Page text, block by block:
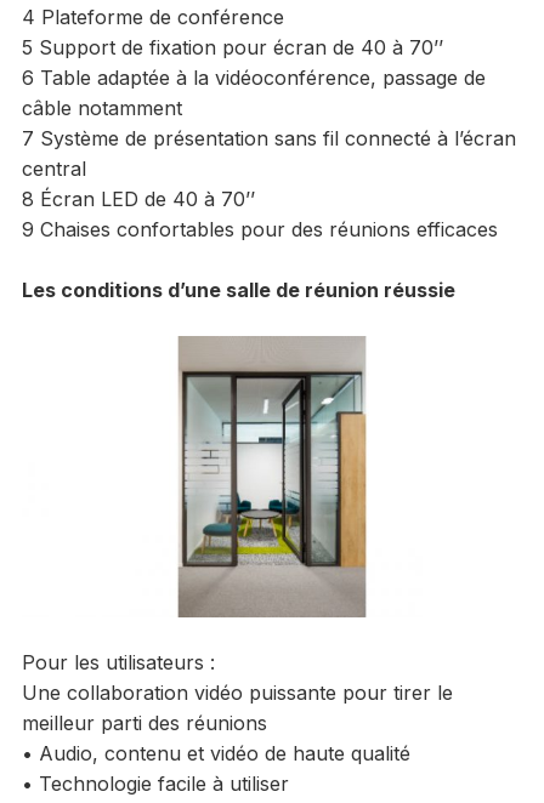
4 Plateforme de conférence
5 Support de fixation pour écran de 40 à 70’’
6 Table adaptée à la vidéoconférence, passage de
câble notamment
7 Système de présentation sans fil connecté à l’écran
central
8 Écran LED de 40 à 70’’
9 Chaises confortables pour des réunions efficaces
Les conditions d’une salle de réunion réussie
Pour les utilisateurs :
Une collaboration vidéo puissante pour tirer le
meilleur parti des réunions
• Audio, contenu et vidéo de haute qualité
• Technologie facile à utiliser